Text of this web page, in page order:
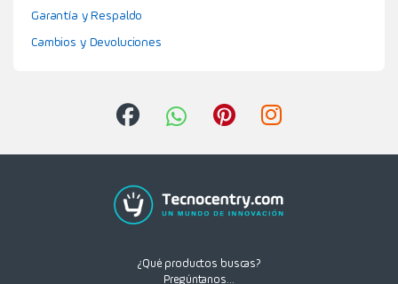
Garantía y Respaldo
Cambios y Devoluciones
¿Qué productos buscas?
Pregúntanos...